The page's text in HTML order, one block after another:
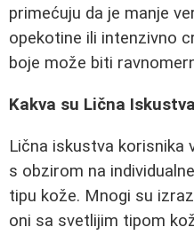
primećuju da je manje
opekotine ili intenzivno
boje može biti
Kakva su Lična
Lična iskustva korisnika
s obzirom na
tipu kože. Mnogi su
oni sa svetlijim tipom